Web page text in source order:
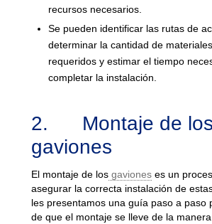
recursos necesarios.
Se pueden identificar las rutas de
determinar la cantidad de
requeridos y estimar el tiempo
completar la instalación.
2. Montaje de los
gaviones
El montaje de losgavioneses un
asegurar la correcta instalación de
les presentamos una guía paso a paso
de que el montaje se lleve de la